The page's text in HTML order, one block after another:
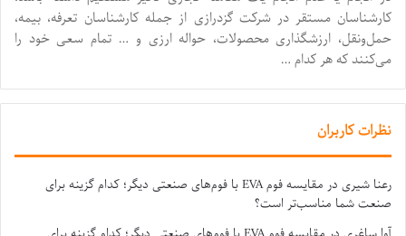
کارشناسان مستقر در شرکت گزدرازی از جمله کارشناسان تعرفه، بیمه،
حمل‌و‌نقل، ارزشگذاری محصولات، حواله ارزی و … تمام سعی خود را
می‌کنند که هر کدام …
نظرات کاربران
رعنا شیری در
مقایسه فوم EVA با فوم‌های صنعتی دیگر؛ کدام گزینه برای
صنعت شما مناسب‌تر است؟